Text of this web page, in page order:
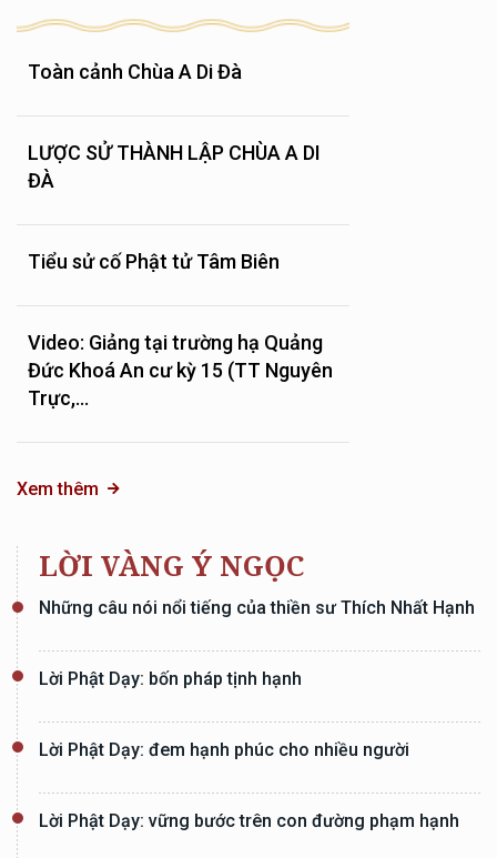
Toàn cảnh Chùa A Di Đà
LƯỢC SỬ THÀNH LẬP CHÙA A DI
ĐÀ
Tiểu sử cố Phật tử Tâm Biên
Video: Giảng tại trường hạ Quảng
Đức Khoá An cư kỳ 15 (TT Nguyên
Trực,...
Xem thêm
LỜI VÀNG Ý NGỌC
Những câu nói nổi tiếng của thiền sư Thích Nhất Hạnh
Lời Phật Dạy: bốn pháp tịnh hạnh
Lời Phật Dạy: đem hạnh phúc cho nhiều người
Lời Phật Dạy: vững bước trên con đường phạm hạnh